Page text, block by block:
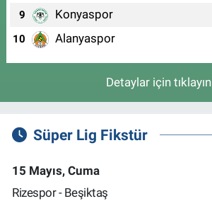
9 Konyaspor
10 Alanyaspor
Detaylar için tıklayın
Süper Lig Fikstür
15 Mayıs, Cuma
Rizespor - Beşiktaş